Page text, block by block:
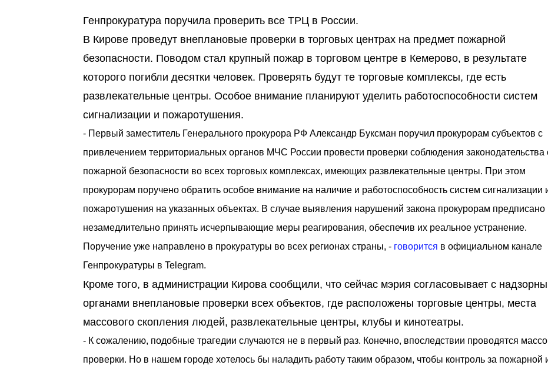
Генпрокуратура поручила проверить все ТРЦ в России.
В Кирове проведут внеплановые проверки в торговых центрах на предмет пожарной
безопасности. Поводом стал крупный пожар в торговом центре в Кемерово, в результате
которого погибли десятки человек. Проверять будут те торговые комплексы, где есть
развлекательные центры. Особое внимание планируют уделить работоспособности систем
сигнализации и пожаротушения.
- Первый заместитель Генерального прокурора РФ Александр Буксман поручил прокурорам субъектов с
привлечением территориальных органов МЧС России провести проверки соблюдения законодательства
пожарной безопасности во всех торговых комплексах, имеющих развлекательные центры. При этом
прокурорам поручено обратить особое внимание на наличие и работоспособность систем сигнализации
пожаротушения на указанных объектах. В случае выявления нарушений закона прокурорам предписано
незамедлительно принять исчерпывающие меры реагирования, обеспечив их реальное устранение.
Поручение уже направлено в прокуратуры во всех регионах страны, - говорится в официальном канале
Генпрокуратуры в Telegram.
Кроме того, в администрации Кирова сообщили, что сейчас мэрия согласовывает с
органами внеплановые проверки всех объектов, где расположены торговые центры, места
массового скопления людей, развлекательные центры, клубы и кинотеатры.
- К сожалению, подобные трагедии случаются не в первый раз. Конечно, впоследствии проводятся
проверки. Но в нашем городе хотелось бы наладить работу таким образом, чтобы контроль за пожарной